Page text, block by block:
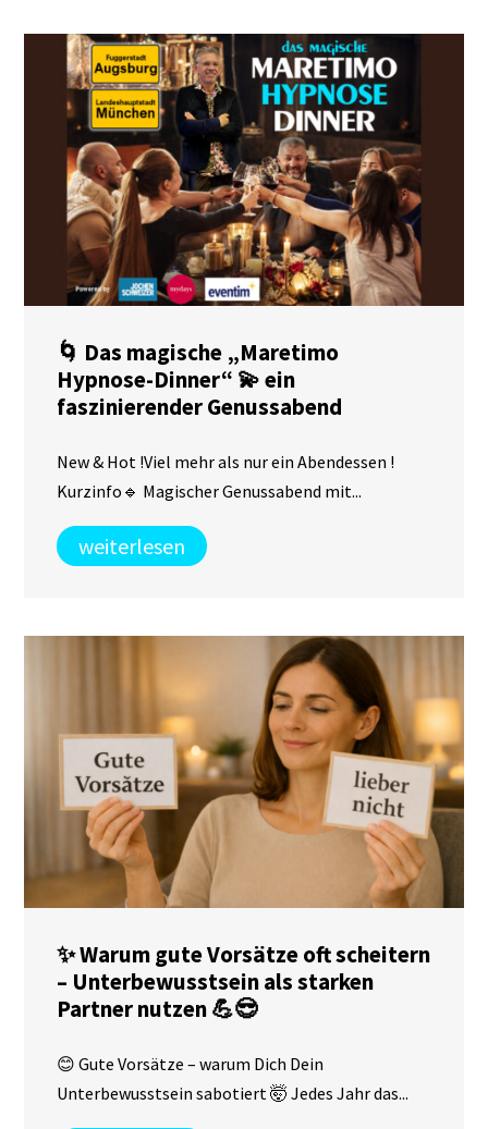
🌀 Das magische „Maretimo
Hypnose-Dinner“ 💫 ein
faszinierender Genussabend
New & Hot !Viel mehr als nur ein Abendessen !
Kurzinfo🔹 Magischer Genussabend mit...
weiterlesen
✨ Warum gute Vorsätze oft scheitern
– Unterbewusstsein als starken
Partner nutzen 💪😎
😊 Gute Vorsätze – warum Dich Dein
Unterbewusstsein sabotiert 🤯 Jedes Jahr das...